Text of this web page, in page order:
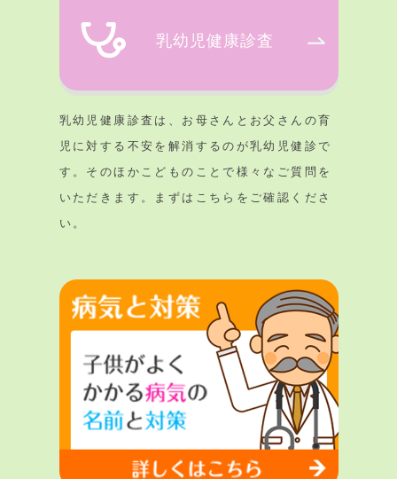
乳幼児健康診査
乳幼児健康診査は、お母さんとお父さんの育
児に対する不安を解消するのが乳幼児健診で
す。そのほかこどものことで様々なご質問を
いただきます。まずはこちらをご確認くださ
い。